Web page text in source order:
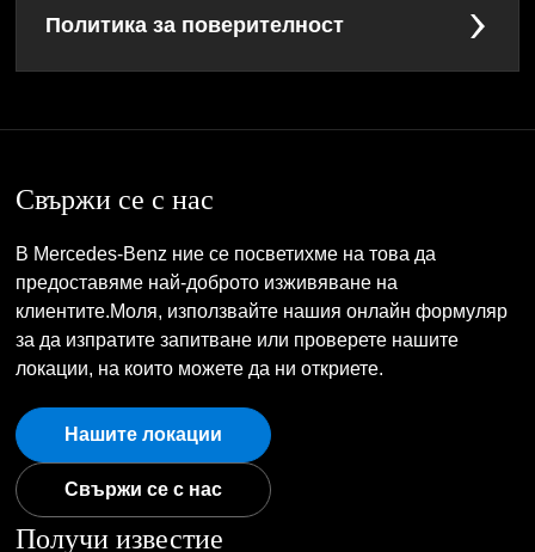
Политика за поверителност
Свържи се с нас
В Mercedes-Benz ние се посветихме на това да
предоставяме най-доброто изживяване на
клиентите.Моля, използвайте нашия онлайн формуляр
за да изпратите запитване или проверете нашите
локации, на които можете да ни откриете.
Нашите локации
Свържи се с нас
Получи известие